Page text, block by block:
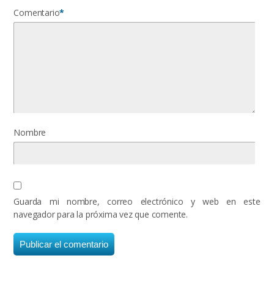
Comentario*
Nombre
Guarda mi nombre, correo electrónico y web en este
navegador para la próxima vez que comente.